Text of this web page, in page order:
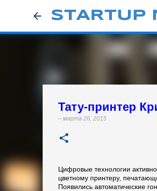
STARTUP
Тату-принтер
– марта 26, 2015
Цифровые технологии
цветному принтеру,
Появились автоматические